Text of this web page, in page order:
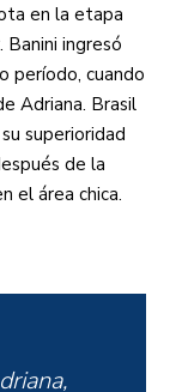
en la etapa
ingresó
período, cuando
Adriana. Brasil
superioridad
de la
el área chica.